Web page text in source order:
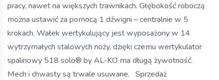
pracy, nawet na większych trawnikach. Głębokość roboczą
można ustawić za pomocą 1 dźwigni – centralnie w 5
krokach. Wałek wertykulujący jest wyposażony w 14
wytrzymałych stalowych noży, dzięki czemu wertykulator
spalinowy 518 solo® by AL-KO ma długą żywotność.
Mech i chwasty są trwale usuwane. Sprzedaż